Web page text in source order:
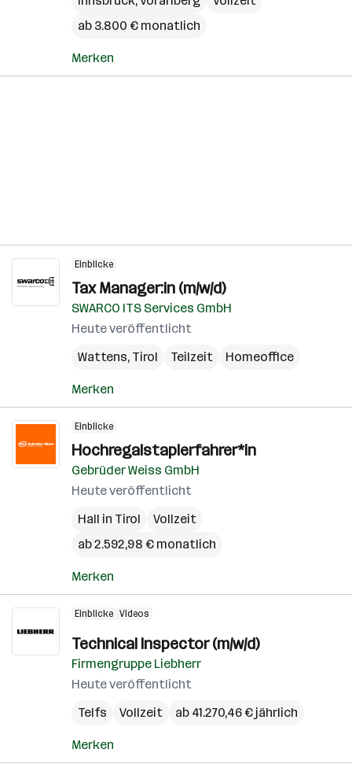
ab 3.800 € monatlich
Merken
Einblicke
Tax Manager:in (m/w/d)
SWARCO ITS Services GmbH
Heute veröffentlicht
Wattens, Tirol Teilzeit Homeoffice
Merken
Einblicke
Hochregalstaplerfahrer*in
Gebrüder Weiss GmbH
Heute veröffentlicht
Hall in Tirol
Vollzeit
ab 2.592,98 € monatlich
Merken
Einblicke Videos
Technical Inspector (m/w/d)
Firmengruppe Liebherr
Heute veröffentlicht
Telfs
Vollzeit ab 41.270,46 € jährlich
Merken